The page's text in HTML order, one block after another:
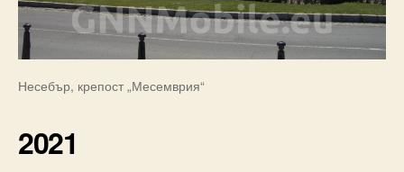
Несебър, крепост „Месемврия“
2021